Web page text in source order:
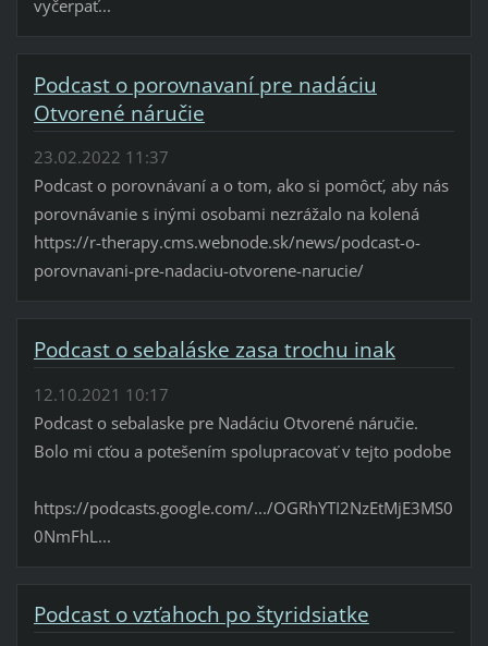
vyčerpať...
Podcast o porovnavaní pre nadáciu
Otvorené náručie
23.02.2022 11:37
Podcast o porovnávaní a o tom, ako si pomôcť, aby nás
porovnávanie s inými osobami nezrážalo na kolená
https://r-therapy.cms.webnode.sk/news/podcast-o-
porovnavani-pre-nadaciu-otvorene-narucie/
Podcast o sebaláske zasa trochu inak
12.10.2021 10:17
Podcast o sebalaske pre Nadáciu Otvorené náručie.
Bolo mi cťou a potešením spolupracovať v tejto podobe
https://podcasts.google.com/.../OGRhYTI2NzEtMjE3MS0
0NmFhL...
Podcast o vzťahoch po štyridsiatke